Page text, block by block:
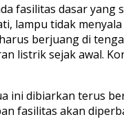
fasilitas dasar
lampu tidak
berjuang di
listrik sejak awal.
ini dibiarkan terus
fasilitas akan